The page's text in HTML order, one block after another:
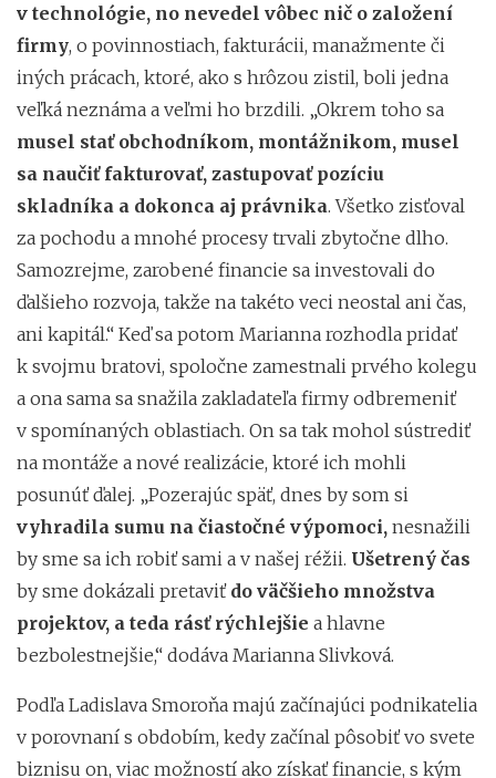
v technológie, no nevedel vôbec nič o založení
firmy, o povinnostiach, fakturácii, manažmente či
iných prácach, ktoré, ako s hrôzou zistil, boli jedna
veľká neznáma a veľmi ho brzdili. „Okrem toho sa
musel stať obchodníkom, montážnikom, musel
sa naučiť fakturovať, zastupovať pozíciu
skladníka a dokonca aj právnika. Všetko zisťoval
za pochodu a mnohé procesy trvali zbytočne dlho.
Samozrejme, zarobené financie sa investovali do
ďalšieho rozvoja, takže na takéto veci neostal ani čas,
ani kapitál.“ Keď sa potom Marianna rozhodla pridať
k svojmu bratovi, spoločne zamestnali prvého kolegu
a ona sama sa snažila zakladateľa firmy odbremeniť
v spomínaných oblastiach. On sa tak mohol sústrediť
na montáže a nové realizácie, ktoré ich mohli
posunúť ďalej. „Pozerajúc späť, dnes by som si
vyhradila sumu na čiastočné výpomoci, nesnažili
by sme sa ich robiť sami a v našej réžii. Ušetrený čas
by sme dokázali pretaviť do väčšieho množstva
projektov, a teda rásť rýchlejšie a hlavne
bezbolestnejšie,“ dodáva Marianna Slivková.
Podľa Ladislava Smoroňa majú začínajúci podnikatelia
v porovnaní s obdobím, kedy začínal pôsobiť vo svete
biznisu on, viac možností ako získať financie, s kým